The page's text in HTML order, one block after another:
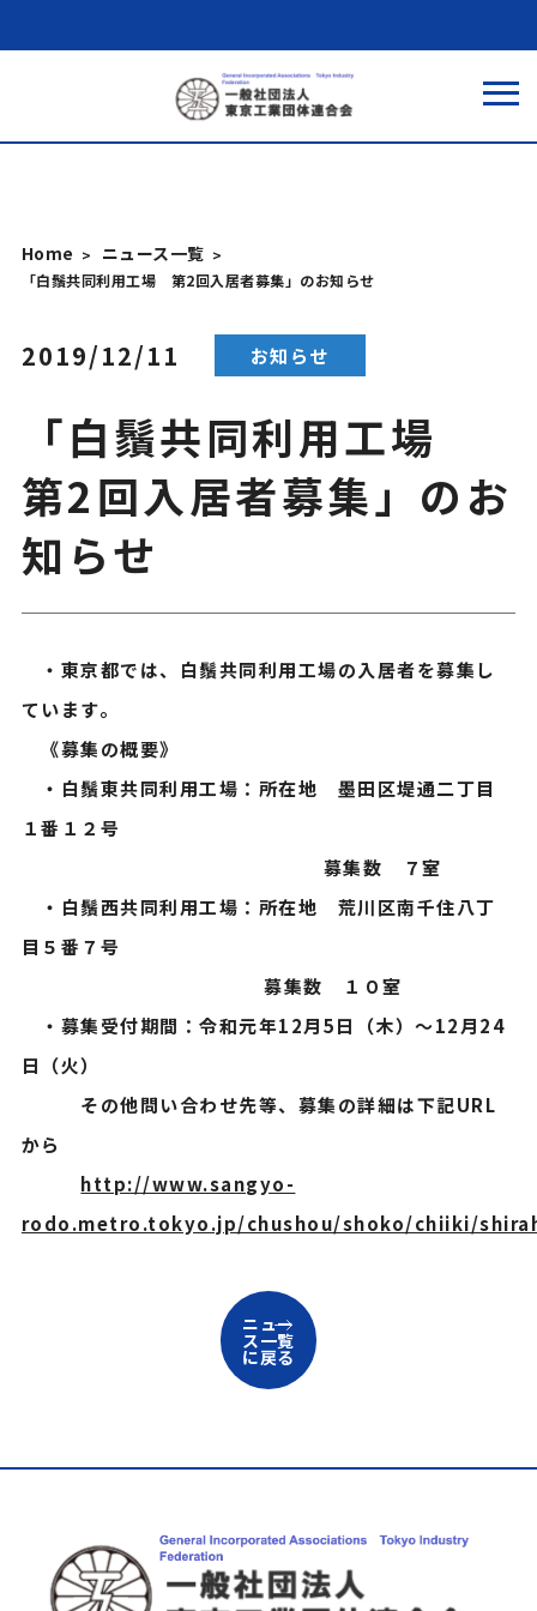
Home ニュース一覧
「白鬚共同利用工場 第2回入居者募集」のお知らせ
2019/12/11 お知らせ
「白鬚共同利用工場
第2回入居者募集」のお
知らせ
・東京都では、白鬚共同利用工場の入居者を募集し
ています。
《募集の概要》
・白鬚東共同利用工場：所在地 墨田区堤通二丁目
１番１２号
募集数 ７室
・白鬚西共同利用工場：所在地 荒川区南千住八丁
目５番７号
募集数 １０室
・募集受付期間：令和元年12月5日（木）～12月24
日（火）
その他問い合わせ先等、募集の詳細は下記URL
から
http://www.sangyo-
rodo.metro.tokyo.jp/chushou/shoko/chiiki/
ニュー
ス一覧
に戻る